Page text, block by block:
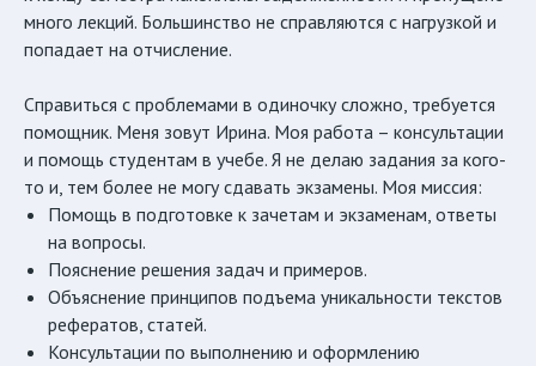
много лекций. Большинство не справляются с нагрузкой и
попадает на отчисление.
Справиться с проблемами в одиночку сложно, требуется
помощник. Меня зовут Ирина. Моя работа – консультации
и помощь студентам в учебе. Я не делаю задания за кого-
то и, тем более не могу сдавать экзамены. Моя миссия:
Помощь в подготовке к зачетам и экзаменам, ответы
на вопросы.
Пояснение решения задач и примеров.
Объяснение принципов подъема уникальности текстов
рефератов, статей.
Консультации по выполнению и оформлению